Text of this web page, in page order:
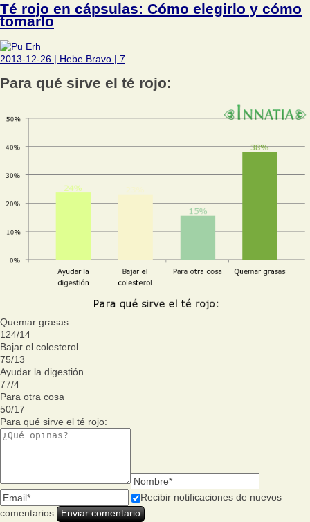
Té rojo en cápsulas: Cómo elegirlo y cómo
tomarlo
2013-12-26 | Hebe Bravo | 7
Para qué sirve el té rojo:
Quemar grasas
124/14
Bajar el colesterol
75/13
Ayudar la digestión
77/4
Para otra cosa
50/17
Para qué sirve el té rojo:
Recibir notificaciones de nuevos
comentarios